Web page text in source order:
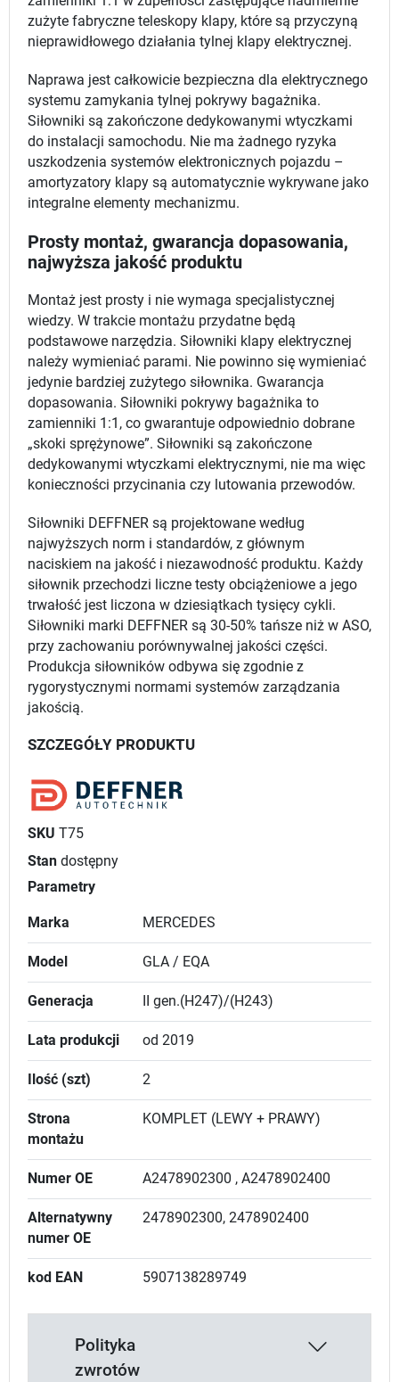
zużyte fabryczne teleskopy klapy, które są przyczyną
nieprawidłowego działania tylnej klapy elektrycznej.
Naprawa jest całkowicie bezpieczna dla elektrycznego
systemu zamykania tylnej pokrywy bagażnika.
Siłowniki są zakończone dedykowanymi wtyczkami
do instalacji samochodu. Nie ma żadnego ryzyka
uszkodzenia systemów elektronicznych pojazdu –
amortyzatory klapy są automatycznie wykrywane jako
integralne elementy mechanizmu.
Prosty montaż, gwarancja dopasowania,
najwyższa jakość produktu
Montaż jest prosty i nie wymaga specjalistycznej
wiedzy. W trakcie montażu przydatne będą
podstawowe narzędzia. Siłowniki klapy elektrycznej
należy wymieniać parami. Nie powinno się wymieniać
jedynie bardziej zużytego siłownika. Gwarancja
dopasowania. Siłowniki pokrywy bagażnika to
zamienniki 1:1, co gwarantuje odpowiednio dobrane
„skoki sprężynowe”. Siłowniki są zakończone
dedykowanymi wtyczkami elektrycznymi, nie ma więc
konieczności przycinania czy lutowania przewodów.
Siłowniki DEFFNER są projektowane według
najwyższych norm i standardów, z głównym
naciskiem na jakość i niezawodność produktu. Każdy
siłownik przechodzi liczne testy obciążeniowe a jego
trwałość jest liczona w dziesiątkach tysięcy cykli.
Siłowniki marki DEFFNER są 30-50% tańsze niż w ASO,
przy zachowaniu porównywalnej jakości części.
Produkcja siłowników odbywa się zgodnie z
rygorystycznymi normami systemów zarządzania
jakością.
SZCZEGÓŁY PRODUKTU
SKU T75
Stan dostępny
Parametry
Marka MERCEDES
Model GLA / EQA
Generacja II gen.(H247)/(H243)
Lata produkcji od 2019
Ilość (szt) 2
Strona
montażu
KOMPLET (LEWY + PRAWY)
Numer OE A2478902300 , A2478902400
Alternatywny
numer OE
2478902300, 2478902400
kod EAN 5907138289749
Polityka
zwrotów